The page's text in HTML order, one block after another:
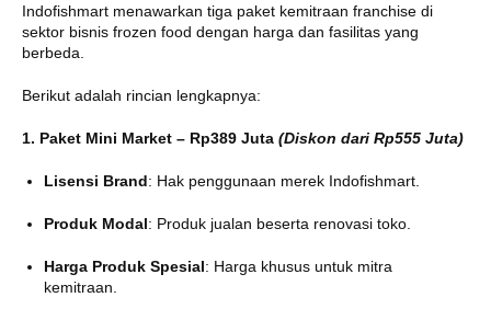
Indofishmart menawarkan tiga paket kemitraan franchise di
sektor bisnis frozen food dengan harga dan fasilitas yang
berbeda.
Berikut adalah rincian lengkapnya:​
1. Paket Mini Market – Rp389 Juta (Diskon dari Rp555 Juta)
Lisensi Brand: Hak penggunaan merek Indofishmart.
Produk Modal: Produk jualan beserta renovasi toko.
Harga Produk Spesial: Harga khusus untuk mitra
kemitraan.